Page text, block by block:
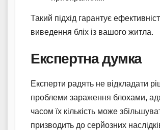
Такий підхід гарантує
виведення бліх із вашого житла.
Експертна думка
Експерти радять не відкладати
проблеми зараження блохами,
часом їх кількість може
призводить до серйозних